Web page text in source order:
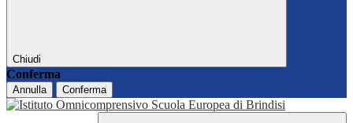
Chiudi
Conferma
Annulla Conferma